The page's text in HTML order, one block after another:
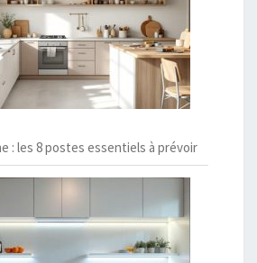
: les 8 postes essentiels à prévoir